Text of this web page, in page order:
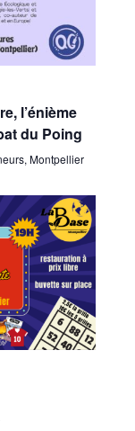
l’énième
du Poing
Montpellier